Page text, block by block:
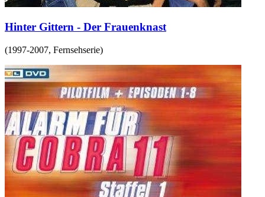
Hinter Gittern - Der Frauenknast
(1997-2007, Fernsehserie)